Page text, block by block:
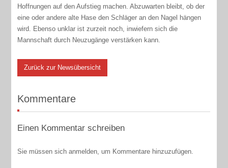
Hoffnungen auf den Aufstieg machen. Abzuwarten bleibt, ob der
eine oder andere alte Hase den Schläger an den Nagel hängen
wird. Ebenso unklar ist zurzeit noch, inwiefern sich die
Mannschaft durch Neuzugänge verstärken kann.
Zurück zur Newsübersicht
Kommentare
Einen Kommentar schreiben
Sie müssen sich anmelden, um Kommentare hinzuzufügen.